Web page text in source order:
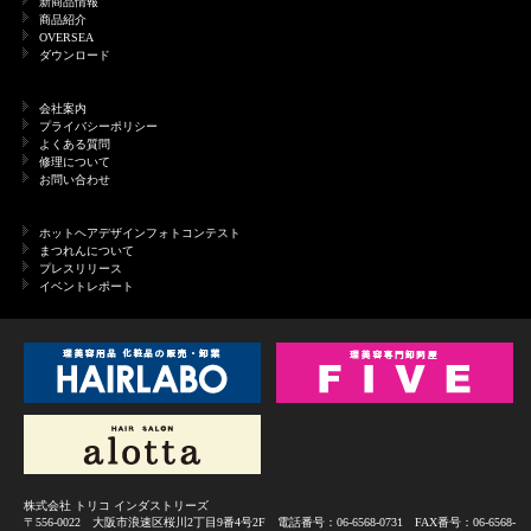
商品紹介
OVERSEA
ダウンロード
会社案内
プライバシーポリシー
よくある質問
修理について
お問い合わせ
ホットヘアデザインフォトコンテスト
まつれんについて
プレスリリース
イベントレポート
株式会社 トリコ インダストリーズ
〒556-0022 大阪市浪速区桜川2丁目9番4号2F 電話番号：06-6568-0731 FAX番号：06-6568-